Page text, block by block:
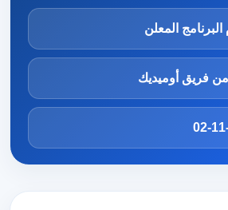
المعلن
من فريق أوميديك